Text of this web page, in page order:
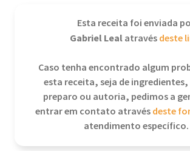
Esta receita foi enviada
Gabriel Lealatravésdeste
Caso tenha encontrado algum
esta receita, seja de
preparo ou autoria, pedimos a
entrar em contato atravésdeste
atendimento específico.